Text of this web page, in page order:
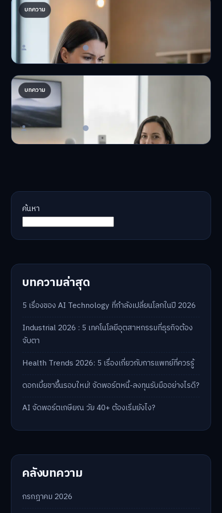
บทความ
ปรับพอร์ตรับ ‘เงินดิจิทัล 2.0’ จัดสรรงบอย่างไรไม่
ให้พัง
'เงินดิจิทัล 2.0' มาแล…
Master Bussiness 23 มิถุนายน 2026
บทความ
AI จัดพอร์ตให้ปัง! เทรนด์ลงทุนยุคใหม่ ไม่ต้องเฝ้า
จอ
AI จัดพอร์ตให้ปัง! หมด…
Master Bussiness 23 มิถุนายน 2026
ค้นหา
บทความล่าสุด
5 เรื่องของ AI Technology ที่กำลังเปลี่ยนโลกในปี 2026
Industrial 2026 : 5 เทคโนโลยีอุตสาหกรรมที่ธุรกิจต้อง
จับตา
Health Trends 2026: 5 เรื่องเกี่ยวกับการแพทย์ที่ควรรู้
ดอกเบี้ยขาขึ้นรอบใหม่! จัดพอร์ตหนี้-ลงทุนรับมืออย่างไรดี?
AI จัดพอร์ตเกษียณ วัย 40+ ต้องเริ่มยังไง?
คลังบทความ
กรกฎาคม 2026